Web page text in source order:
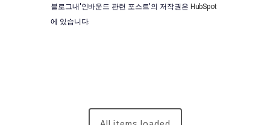
블로그내'인바운드 관련 포스트'의 저작권은 HubSpot
에 있습니다.